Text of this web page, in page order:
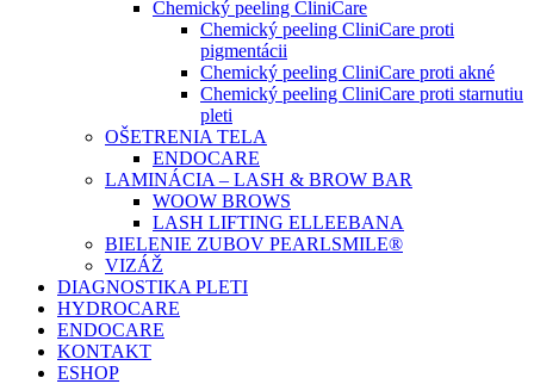
Chemický peeling CliniCare
Chemický peeling CliniCare proti
pigmentácii
Chemický peeling CliniCare proti akné
Chemický peeling CliniCare proti starnutiu
pleti
OŠETRENIA TELA
ENDOCARE
LAMINÁCIA – LASH & BROW BAR
WOOW BROWS
LASH LIFTING ELLEEBANA
BIELENIE ZUBOV PEARLSMILE®
VIZÁŽ
DIAGNOSTIKA PLETI
HYDROCARE
ENDOCARE
KONTAKT
ESHOP